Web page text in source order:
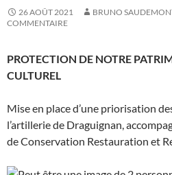
26 AOÛT 2021 BRUNO
COMMENTAIRE
PROTECTION DE NOTRE
CULTUREL
Mise en place d’une priorisation
l’artillerie de Draguignan,
de Conservation Restauration et